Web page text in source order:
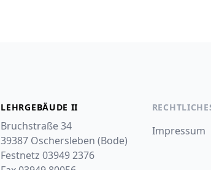
LEHRGEBÄUDE II
Bruchstraße 34
39387 Oschersleben (Bode)
Festnetz 03949 2376
Impressum